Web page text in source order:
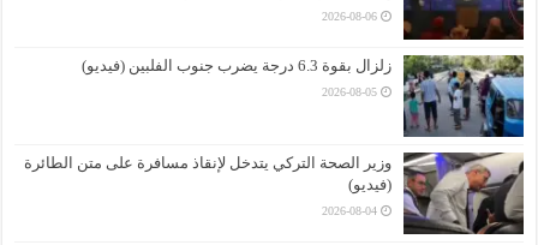
2026-08-06
زلزال بقوة 6.3 درجة يضرب جنوب الفلبين (فيديو)
2026-08-05
وزير الصحة التركي يتدخل لإنقاذ مسافرة على متن الطائرة
(فيديو)
2026-08-04